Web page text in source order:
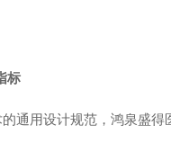
标
通用设计规范，鸿泉盛得